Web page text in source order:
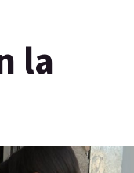
la